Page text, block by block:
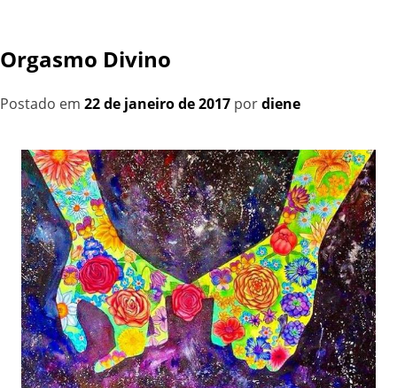
Orgasmo Divino
Postado em 22 de janeiro de 2017 pordiene